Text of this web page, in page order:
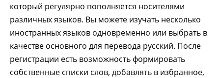
который регулярно пополняется носителями
различных языков. Вы можете изучать несколько
иностранных языков одновременно или выбрать в
качестве основного для перевода русский. После
регистрации есть возможность формировать
собственные списки слов, добавлять в избранное,